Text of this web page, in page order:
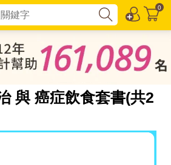
0
與 癌症飲食套書(共2